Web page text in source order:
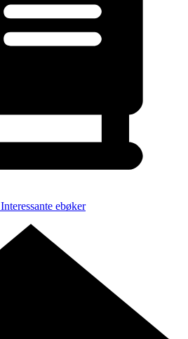
Interessante ebøker